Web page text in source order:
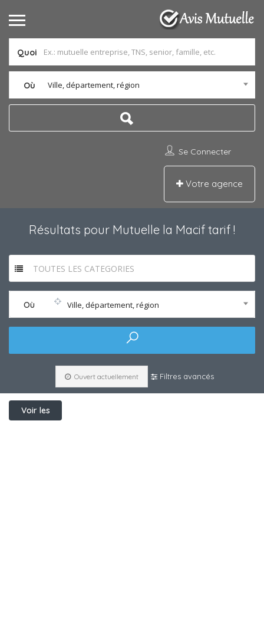
Quoi
Où Ville, département, région
Se Connecter
Votre agence
Résultats pour Mutuelle la Macif tarif !
TOUTES LES CATEGORIES
Où Ville, département, région
Ouvert actuellement Filtres avancés
Voir les